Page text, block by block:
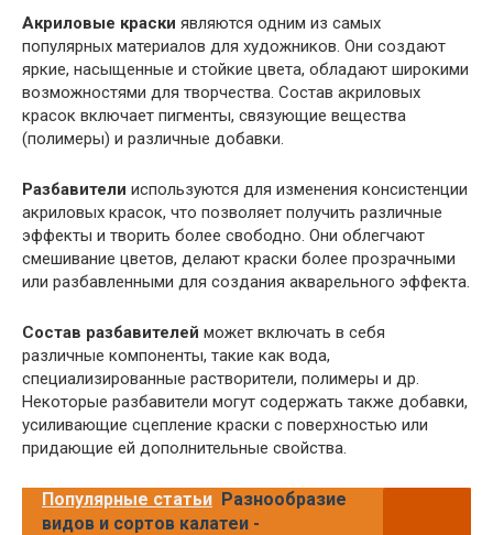
Акриловые краски являются одним из самых
популярных материалов для художников. Они создают
яркие, насыщенные и стойкие цвета, обладают широкими
возможностями для творчества. Состав акриловых
красок включает пигменты, связующие вещества
(полимеры) и различные добавки.
Разбавители используются для изменения консистенции
акриловых красок, что позволяет получить различные
эффекты и творить более свободно. Они облегчают
смешивание цветов, делают краски более прозрачными
или разбавленными для создания акварельного эффекта.
Состав разбавителей может включать в себя
различные компоненты, такие как вода,
специализированные растворители, полимеры и др.
Некоторые разбавители могут содержать также добавки,
усиливающие сцепление краски с поверхностью или
придающие ей дополнительные свойства.
Популярные статьи Разнообразие
видов и сортов калатеи -